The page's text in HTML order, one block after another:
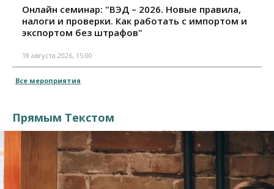
Онлайн семинар: "ВЭД – 2026. Новые правила,
налоги и проверки. Как работать с импортом и
экспортом без штрафов"
18 августа 2026, 15:00
Все мероприятия
Прямым Текстом